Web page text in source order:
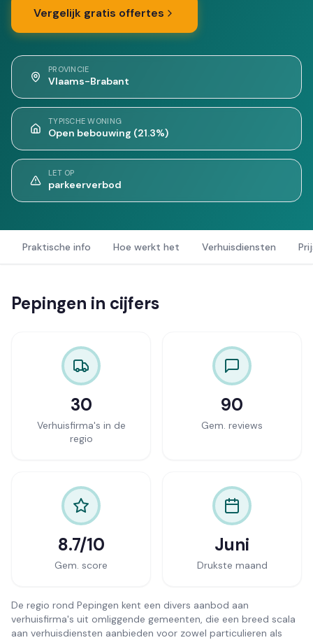
Vergelijk gratis offertes
PROVINCIE
Vlaams-Brabant
TYPISCHE WONING
Open bebouwing (21.3%)
LET OP
parkeerverbod
Praktische info Hoe werkt het Verhuisdiensten
Pepingen in cijfers
30
Verhuisfirma's in de
regio
90
Gem. reviews
8.7/10
Gem. score
Juni
Drukste maand
De regio rond Pepingen kent een divers aanbod aan
verhuisfirma's uit omliggende gemeenten, die een breed scala
aan verhuisdiensten aanbieden voor zowel particulieren als